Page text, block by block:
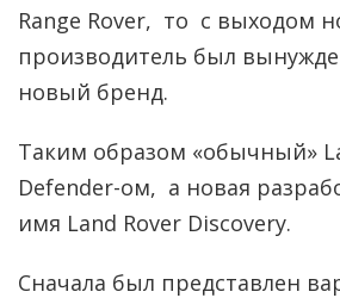
Range Rover, то с выходом
производитель был
новый бренд.
Таким образом «обычный»
Defender-ом, а новая
имя Land Rover Discovery.
Сначала был представлен